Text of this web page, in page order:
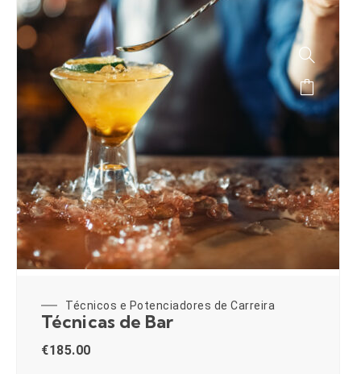
Técnicos e Potenciadores de Carreira
Técnicas de Bar
€185.00